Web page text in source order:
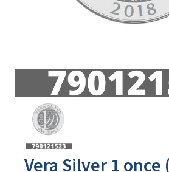
produit
Vera Silver 1 once